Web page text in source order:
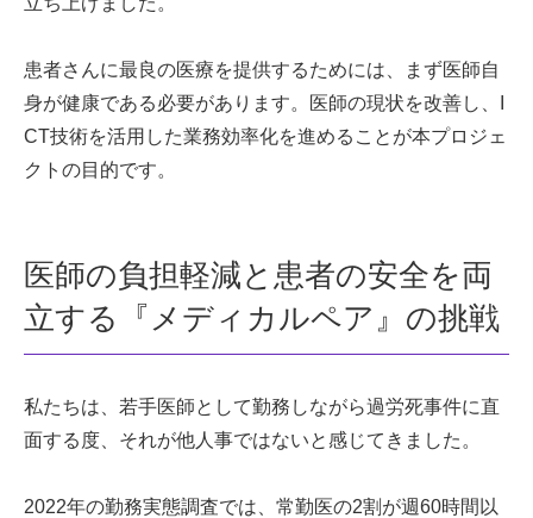
患者さんに最良の医療を提供するためには、まず医師自
身が健康である必要があります。医師の現状を改善し、I
CT技術を活用した業務効率化を進めることが本プロジェ
クトの目的です。
医師の負担軽減と患者の安全を両
立する『メディカルペア』の挑戦
私たちは、若手医師として勤務しながら過労死事件に直
面する度、それが他人事ではないと感じてきました。
2022年の勤務実態調査では、常勤医の2割が週60時間以